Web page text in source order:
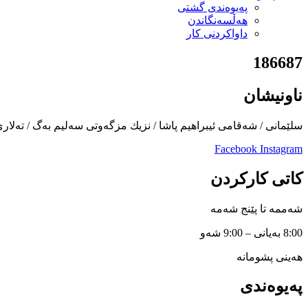
پەیوەندی گشتی
هەڵسەنگاندن
داواكردنی كار
186687
ناونیشان
سلێمانی / شەقامی ئیبراهیم پاشا / نزیك مزگەوتی سەلیم بەگ /
Facebook Instagram
کاتی کارکردن
شەممە تا پێنج شەمە
8:00 بەیانی – 9:00 شەو
هەینی پشومانە
پەیوەندی